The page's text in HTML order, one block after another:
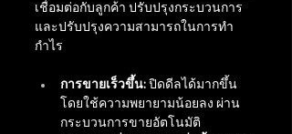
เชื่อมต่อกับลูกค้า ปรับปรุงกระบวนการ
และปรับปรุงความสามารถในการทำ
กำไร
การขายเร็วขึ้น: ปิดดีลได้มากขึ้น
โดยใช้ความพยายามน้อยลง ผ่าน
กระบวนการขายอัตโนมัติ